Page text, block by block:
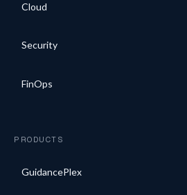
Cloud
Security
FinOps
PRODUCTS
GuidancePlex